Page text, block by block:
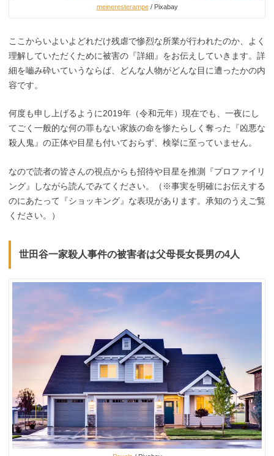
meineresterampe/ Pixabay
ここからいよいよどれだけ残虐で惨烈な所業が行われたのか、よく
理解していただくために被害の『詳細』をお伝えしていきます。詳
細を嚙み砕いていうならば、どんな人物がどんな目に遭ったかの内
容です。
何度も申し上げるように2019年（令和元年）現在でも、一夜にし
てごく一般的な何の罪もない家族の命を惨たらしく奪った『凶悪な
殺人鬼』の正体や目星も付いておらず、検挙に至っていません。
なので読者の皆さんの視点からも招待や目星を推測『プロファイリ
ング』しながら読んでみてください。（※事実を明確にお伝えする
のにあたって『ショッキング』な表現があります。承知のうえご覧
ください。）
世田谷一家殺人事件の被害者は父母長女長男の4人